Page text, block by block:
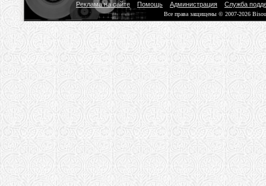
Реклама на сайте
Помощь Администрация Служба
Все права защищены © 2007-2026